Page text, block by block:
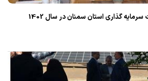
گذاری استان سمنان در سال 1402